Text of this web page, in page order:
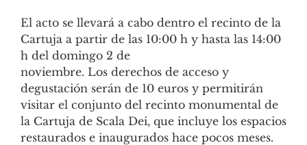
El acto se llevará a cabo dentro el recinto de la
Cartuja a partir de las 10:00 h y hasta las 14:00
h del domingo 2 de
noviembre. Los derechos de acceso y
degustación serán de 10 euros y permitirán
visitar el conjunto del recinto monumental de
la Cartuja de Scala Dei, que incluye los espacios
restaurados e inaugurados hace pocos meses.